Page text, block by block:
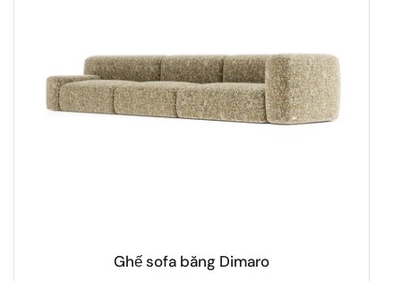
Ghế sofa băng Dimaro